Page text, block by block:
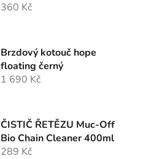
360 Kč
Brzdový kotouč hope
floating černý
1 690 Kč
ČISTIČ ŘETĚZU Muc-Off
Bio Chain Cleaner 400ml
289 Kč